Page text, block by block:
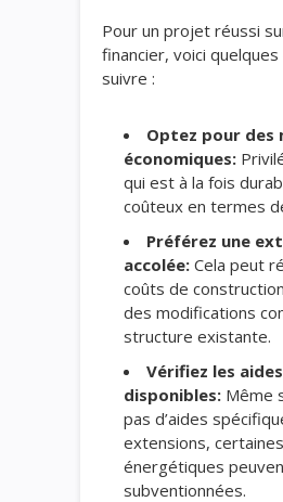
Pour un projet réussi
financier, voici quelques
suivre :
Optez pour des
économiques:
qui est à la fois
coûteux en termes
Préférez une
accolée: Cela peut
coûts de
des modifications
structure existante.
Vérifiez les aides
disponibles: Même
pas d’aides
extensions,
énergétiques
subventionnées.